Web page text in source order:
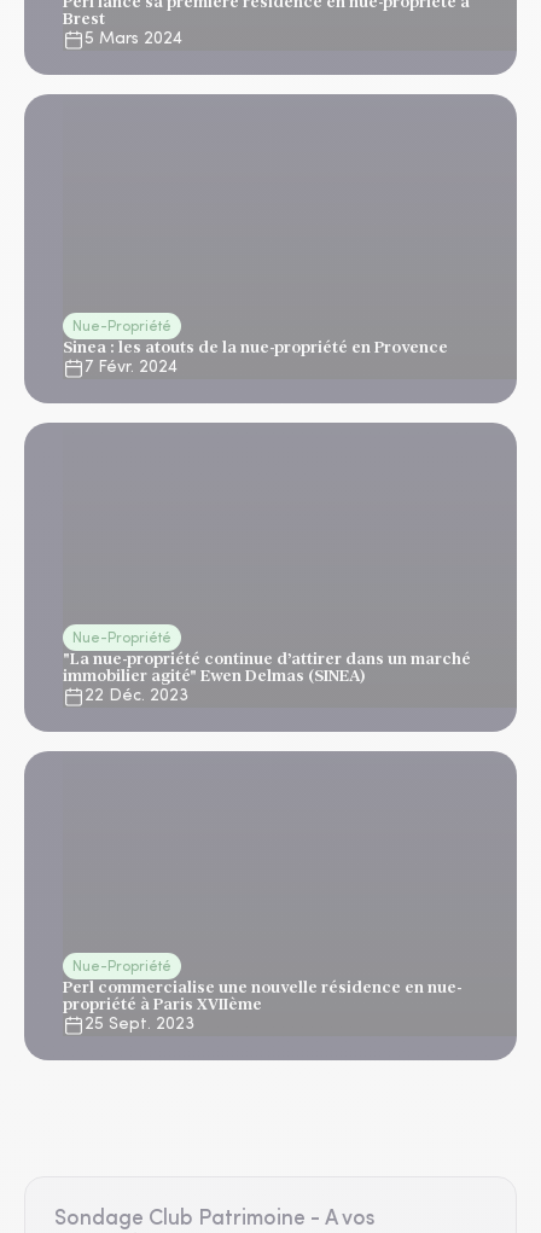
Brest
5 Mars 2024
Nue-Propriété
Sinea : les atouts de la nue-propriété en Provence
7 Févr. 2024
Nue-Propriété
"La nue-propriété continue d’attirer dans un marché
immobilier agité" Ewen Delmas (SINEA)
22 Déc. 2023
Nue-Propriété
Perl commercialise une nouvelle résidence en nue-
propriété à Paris XVIIème
25 Sept. 2023
Sondage Club Patrimoine - A vos